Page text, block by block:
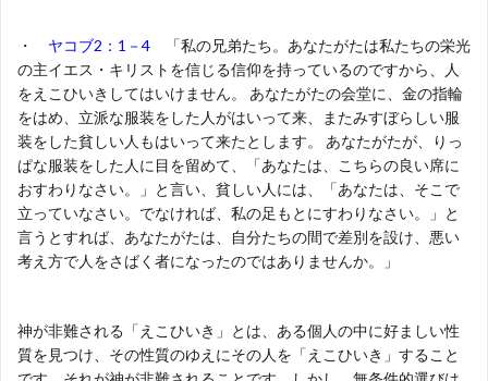
・ ヤコブ2：1－4
「私の兄弟たち。あなたがたは私たちの栄光
の主イエス・キリストを信じる信仰を持っているのですから、人
をえこひいきしてはいけません。 あなたがたの会堂に、金の指輪
をはめ、立派な服装をした人がはいって来、またみすぼらしい服
装をした貧しい人もはいって来たとします。 あなたがたが、りっ
ぱな服装をした人に目を留めて、「あなたは、こちらの良い席に
おすわりなさい。」と言い、貧しい人には、「あなたは、そこで
立っていなさい。でなければ、私の足もとにすわりなさい。」と
言うとすれば、あなたがたは、自分たちの間で差別を設け、悪い
考え方で人をさばく者になったのではありませんか。」
神が非難される「えこひいき」とは、ある個人の中に好ましい性
質を見つけ、その性質のゆえにその人を「えこひいき」すること